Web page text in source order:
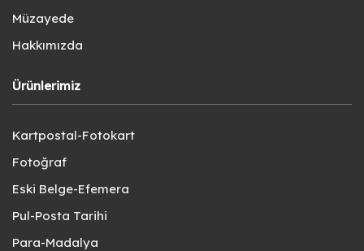
Müzayede
Hakkımızda
Ürünlerimiz
Kartpostal-Fotokart
Fotoğraf
Eski Belge-Efemera
Pul-Posta Tarihi
Para-Madalya